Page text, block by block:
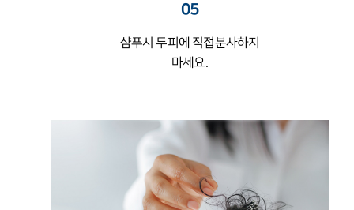
05
샴푸시 두피에 직접분사하지
마세요.